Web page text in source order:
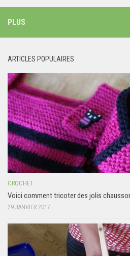
PLUS
ARTICLES POPULAIRES
CROCHET
Voici comment tricoter des jolis
29 JANVIER 2017